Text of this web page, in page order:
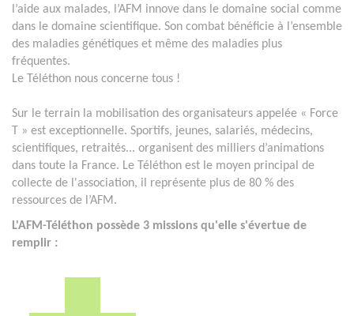
l’aide aux malades, l’AFM innove dans le domaine social comme
dans le domaine scientifique. Son combat bénéficie à l’ensemble
des maladies génétiques et même des maladies plus
fréquentes.
Le Téléthon nous concerne tous !
Sur le terrain la mobilisation des organisateurs appelée « Force
T » est exceptionnelle. Sportifs, jeunes, salariés, médecins,
scientifiques, retraités... organisent des milliers d’animations
dans toute la France. Le Téléthon est le moyen principal de
collecte de l'association, il représente plus de 80 % des
ressources de l’AFM.
L'AFM-Téléthon possède 3 missions qu'elle s'évertue de
remplir :